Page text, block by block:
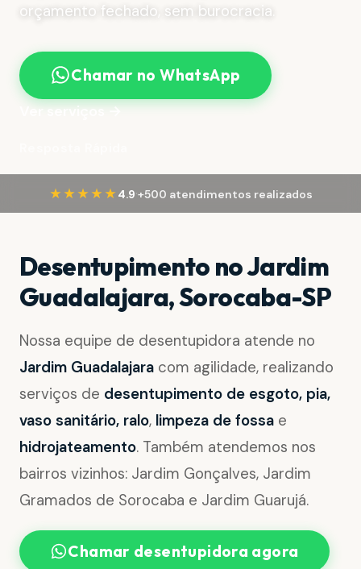
orçamento fechado, sem burocracia.
Chamar no WhatsApp
Ver serviços →
★★★★★ 4.9·+500 atendimentos realizados
Desentupimento no Jardim
Guadalajara, Sorocaba-SP
Nossa equipe de desentupidora atende no
Jardim Guadalajara com agilidade, realizando
serviços de desentupimento de esgoto, pia,
vaso sanitário, ralo, limpeza de fossa e
hidrojateamento. Também atendemos nos
bairros vizinhos: Jardim Gonçalves, Jardim
Gramados de Sorocaba e Jardim Guarujá.
Chamar desentupidora agora